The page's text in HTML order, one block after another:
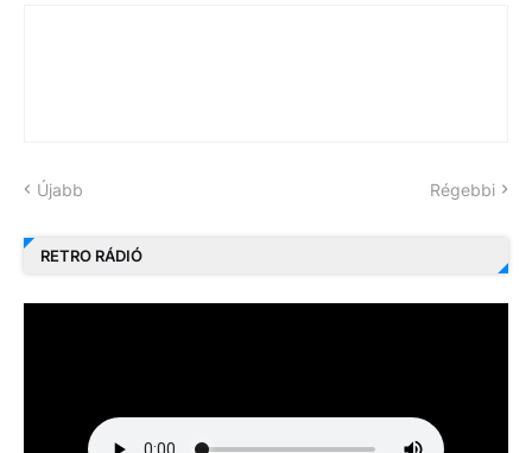
Újabb Régebbi
RETRO RÁDIÓ